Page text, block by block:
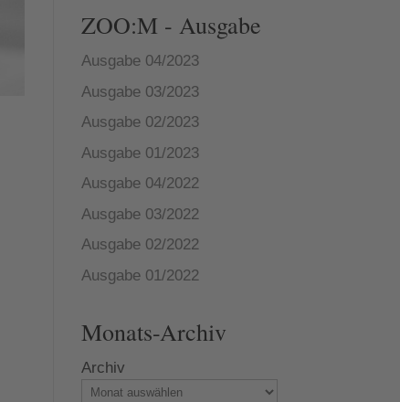
ZOO:M - Ausgabe
Ausgabe 04/2023
Ausgabe 03/2023
Ausgabe 02/2023
Ausgabe 01/2023
Ausgabe 04/2022
Ausgabe 03/2022
Ausgabe 02/2022
Ausgabe 01/2022
Monats-Archiv
Archiv